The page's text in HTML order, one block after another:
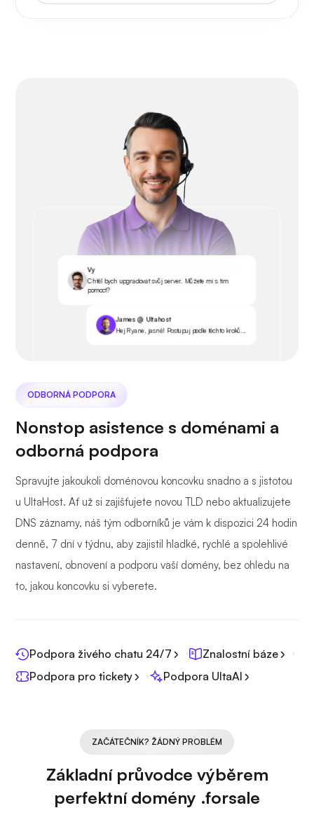
Vy
Chtěl bych upgradovat svůj server. Můžete mi s tím
pomoct?
James @ Ultahost
Hej Ryane, jasně! Postupuj podle těchto kroků...
ODBORNÁ PODPORA
Nonstop asistence s doménami a
odborná podpora
Spravujte jakoukoli doménovou koncovku snadno a s jistotou
u UltaHost. Ať už si zajišťujete novou TLD nebo aktualizujete
DNS záznamy, náš tým odborníků je vám k dispozici 24 hodin
denně, 7 dní v týdnu, aby zajistil hladké, rychlé a spolehlivé
nastavení, obnovení a podporu vaší domény, bez ohledu na
to, jakou koncovku si vyberete.
Podpora živého chatu 24/7
Znalostní báze
Podpora pro tickety
Podpora UltaAI
ZAČÁTEČNÍK? ŽÁDNÝ PROBLÉM
Základní průvodce výběrem
perfektní domény .forsale